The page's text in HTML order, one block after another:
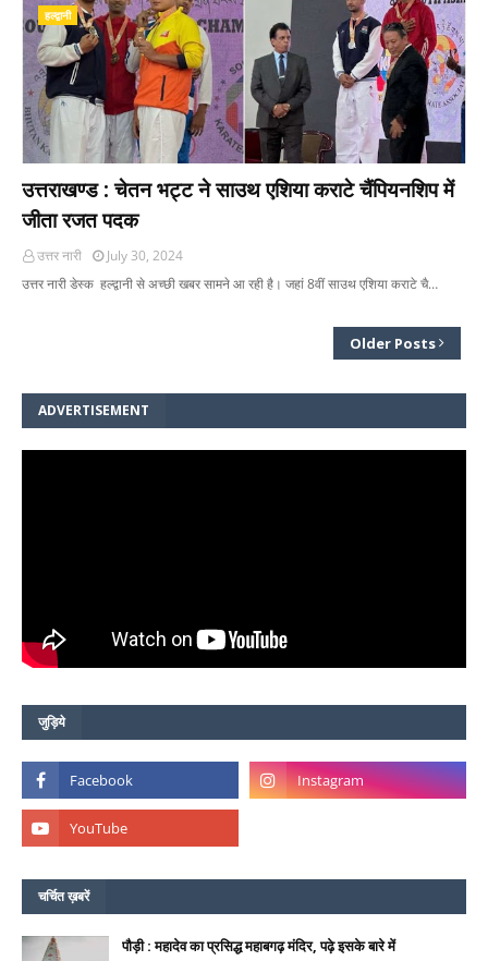
हल्द्वानी
उत्तराखण्ड : चेतन भट्ट ने साउथ एशिया कराटे चैंपियनशिप में
जीता रजत पदक
उत्तर नारी
July 30, 2024
उत्तर नारी डेस्क हल्द्वानी से अच्छी खबर सामने आ रही है। जहां 8वीं साउथ एशिया कराटे चै…
Older Posts
ADVERTISEMENT
जुड़िये
चर्चित ख़बरें
पौड़ी : महादेव का प्रसिद्ध महाबगढ़ मंदिर, पढ़े इसके बारे में